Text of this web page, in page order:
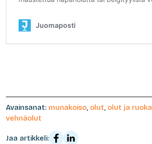
Avainsanat: munakoiso, olut, olut ja ruoka
vehnäolut
Jaa artikkeli: